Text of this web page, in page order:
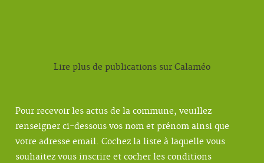
Lire plus de publications sur Calaméo
Pour recevoir les actus de la commune, veuillez
renseigner ci-dessous vos nom et prénom ainsi que
votre adresse email. Cochez la liste à laquelle vous
souhaitez vous inscrire et cocher les conditions